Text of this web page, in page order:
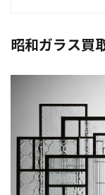
昭和ガラス買